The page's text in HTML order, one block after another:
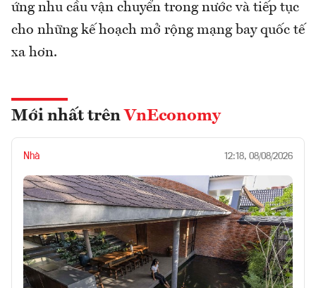
ứng nhu cầu vận chuyển trong nước và tiếp tục
cho những kế hoạch mở rộng mạng bay quốc tế
xa hơn.
Mới nhất trên VnEconomy
Nhà 12:18, 08/08/2026